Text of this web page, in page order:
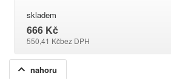
skladem
666 Kč
550,41 Kčbez DPH
nahoru